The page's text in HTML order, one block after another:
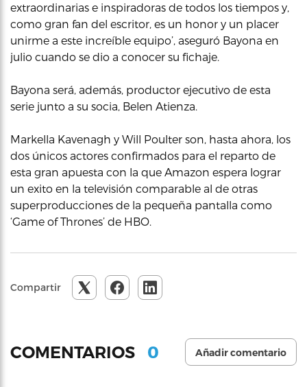
extraordinarias e inspiradoras de todos los tiempos y,
como gran fan del escritor, es un honor y un placer
unirme a este increíble equipo’, aseguró Bayona en
julio cuando se dio a conocer su fichaje.
Bayona será, además, productor ejecutivo de esta
serie junto a su socia, Belen Atienza.
Markella Kavenagh y Will Poulter son, hasta ahora, los
dos únicos actores confirmados para el reparto de
esta gran apuesta con la que Amazon espera lograr
un exito en la televisión comparable al de otras
superproducciones de la pequeña pantalla como
‘Game of Thrones’ de HBO.
Compartir
COMENTARIOS 0 Añadir comentario